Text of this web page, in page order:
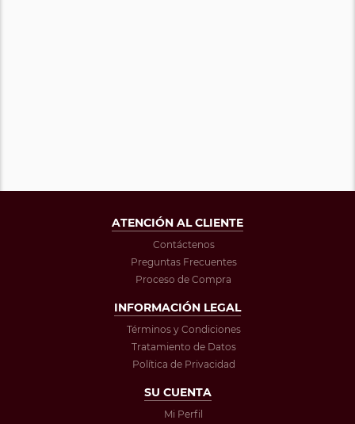
ATENCIÓN AL CLIENTE
Contáctenos
Preguntas Frecuentes
Proceso de Compra
INFORMACIÓN LEGAL
Términos y Condiciones
Tratamiento de Datos
Política de Privacidad
SU CUENTA
Mi Perfil